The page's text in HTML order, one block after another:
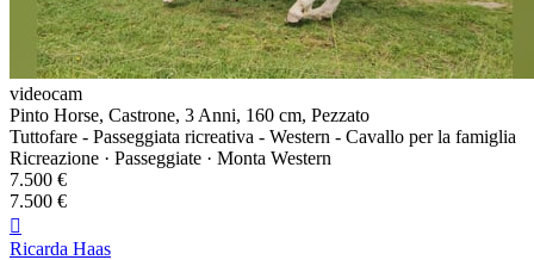
videocam
Pinto Horse, Castrone, 3 Anni, 160 cm, Pezzato
Tuttofare - Passeggiata ricreativa - Western - Cavallo per la famiglia
Ricreazione · Passeggiate · Monta Western
7.500 €
7.500 €

Ricarda Haas